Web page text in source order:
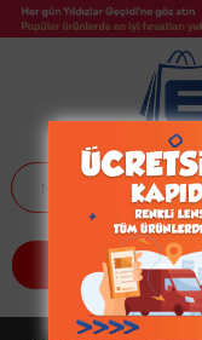
Giriş Yap